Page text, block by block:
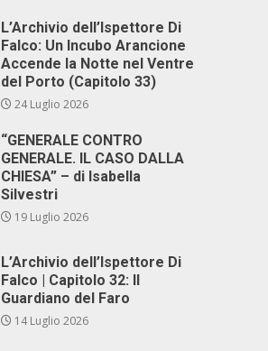
L’Archivio dell’Ispettore Di
Falco: Un Incubo Arancione
Accende la Notte nel Ventre
del Porto (Capitolo 33)
24 Luglio 2026
“GENERALE CONTRO
GENERALE. IL CASO DALLA
CHIESA” – di Isabella
Silvestri
19 Luglio 2026
L’Archivio dell’Ispettore Di
Falco | Capitolo 32: Il
Guardiano del Faro
14 Luglio 2026